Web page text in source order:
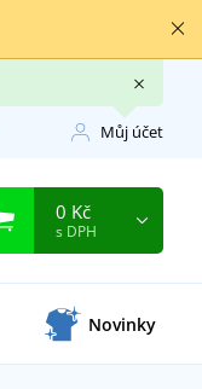
Můj účet
0 Kč
s DPH
Novinky